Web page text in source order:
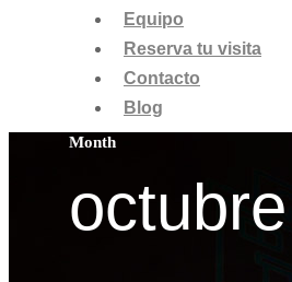
Equipo
Reserva tu visita
Contacto
Blog
Month
octubre